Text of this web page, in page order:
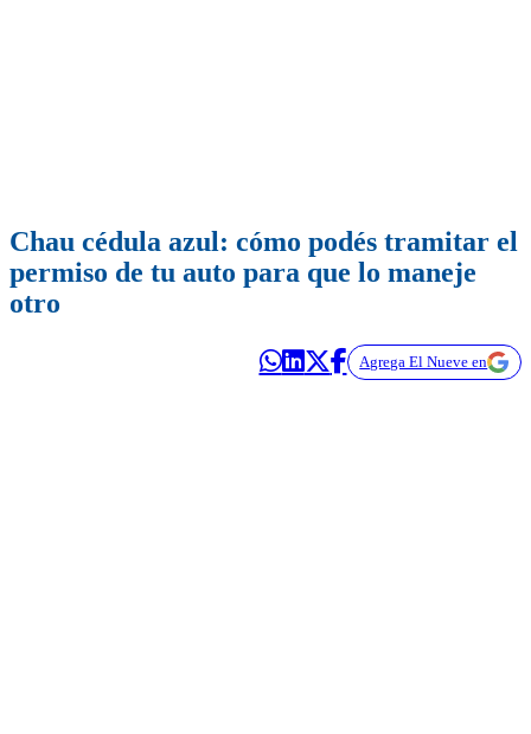
Chau cédula azul: cómo podés tramitar el
permiso de tu auto para que lo maneje
otro
Agrega El Nueve en